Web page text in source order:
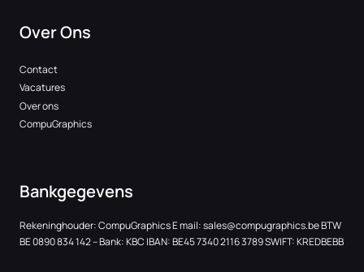
Over Ons
Contact
Vacatures
Over ons
CompuGraphics
Bankgegevens
Rekeninghouder: CompuGraphics E mail:sales@compugraphics.beBTW
BE 0890 834 142 – Bank: KBC IBAN: BE45 7340 2116 3789 SWIFT: KREDBEBB